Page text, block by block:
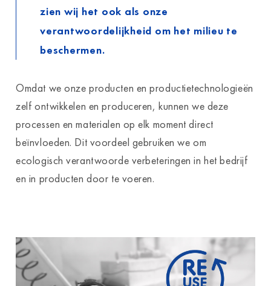
zien wij het ook als onze
verantwoordelijkheid om het milieu te
beschermen.
Omdat we onze producten en productietechnologieën
zelf ontwikkelen en produceren, kunnen we deze
processen en materialen op elk moment direct
beïnvloeden. Dit voordeel gebruiken we om
ecologisch verantwoorde verbeteringen in het bedrijf
en in producten door te voeren.